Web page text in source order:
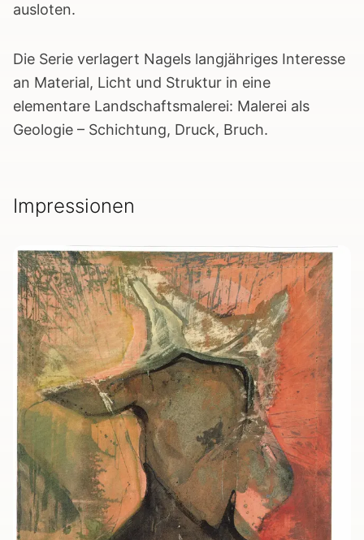
ausloten.
Die Serie verlagert Nagels langjähriges Interesse
an Material, Licht und Struktur in eine
elementare Landschaftsmalerei: Malerei als
Geologie – Schichtung, Druck, Bruch.
Impressionen